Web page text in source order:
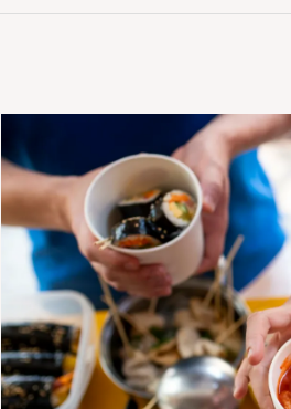
ambulant
en
2025
carte,
conditions
et
démarches